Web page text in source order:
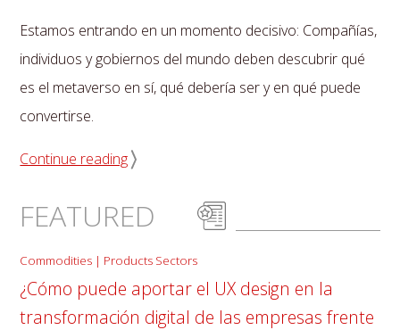
Estamos entrando en un momento decisivo: Compañías,
individuos y gobiernos del mundo deben descubrir qué
es el metaverso en sí, qué debería ser y en qué puede
convertirse.
Continue reading
FEATURED
Commodities | Products Sectors
¿Cómo puede aportar el UX design en la
transformación digital de las empresas frente